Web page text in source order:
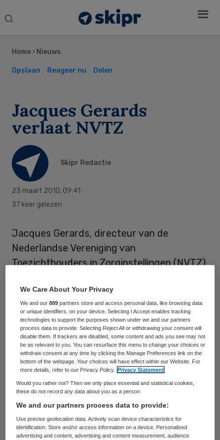
Search
Home › Nieuws
Opslaan Reageer nu Delen
Jacques Gerards
verlaat NVTZ
Skipr Redactie
23 maart 2010, 09:41
37 keer gelezen
Jacques Gerards, directeur van de
Nederlandse Vereniging van
Toezichthouders in Zorginstellingen (NVTZ),
stond aan de wieg van de NVTZ. Nu hij de
pensioengerechtigde leeftijd bereikt, wil hij
na 17 jaar het stokje overdragen.
Opvolger Jacques Gerards
Wanneer Gerards
precies vertrekt, is nog
niet duidelijk. “Het moment van aftreden is
nog niet bepaald. Momenteel loopt de
wervingsprocedure voor een opvolger”,
zegt Gerards. Volgens de scheidend
Sidebar
We Care About Your Privacy
We and our889 partners store and access personal data, like browsing data
or unique identifiers, on your device. Selecting I Accept enables tracking
technologies to support the purposes shown under we and our partners
process data to provide. Selecting Reject All or withdrawing your consent will
disable them. If trackers are disabled, some content and ads you see may not
be as relevant to you. You can resurface this menu to change your choices or
withdraw consent at any time by clicking the Manage Preferences link on the
bottom of the webpage. Your choices will have effect within our Website. For
more details, refer to our Privacy Policy.
Privacy Statement
Would you rather not? Then we only place essential and statistical cookies,
these do not record any data about you as a person
We and our partners process data to provide:
Use precise geolocation data. Actively scan device characteristics for
identification. Store and/or access information on a device. Personalised
advertising and content, advertising and content measurement, audience